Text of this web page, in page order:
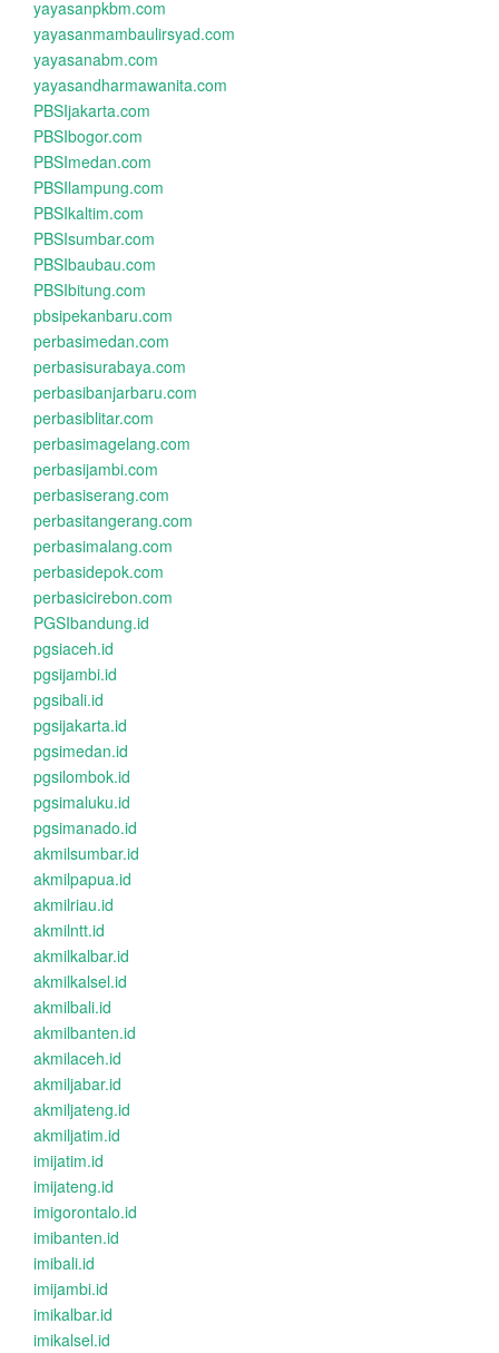
yayasanpkbm.com
yayasanmambaulirsyad.com
yayasanabm.com
yayasandharmawanita.com
PBSIjakarta.com
PBSIbogor.com
PBSImedan.com
PBSIlampung.com
PBSIkaltim.com
PBSIsumbar.com
PBSIbaubau.com
PBSIbitung.com
pbsipekanbaru.com
perbasimedan.com
perbasisurabaya.com
perbasibanjarbaru.com
perbasiblitar.com
perbasimagelang.com
perbasijambi.com
perbasiserang.com
perbasitangerang.com
perbasimalang.com
perbasidepok.com
perbasicirebon.com
PGSIbandung.id
pgsiaceh.id
pgsijambi.id
pgsibali.id
pgsijakarta.id
pgsimedan.id
pgsilombok.id
pgsimaluku.id
pgsimanado.id
akmilsumbar.id
akmilpapua.id
akmilriau.id
akmilntt.id
akmilkalbar.id
akmilkalsel.id
akmilbali.id
akmilbanten.id
akmilaceh.id
akmiljabar.id
akmiljateng.id
akmiljatim.id
imijatim.id
imijateng.id
imigorontalo.id
imibanten.id
imibali.id
imijambi.id
imikalbar.id
imikalsel.id